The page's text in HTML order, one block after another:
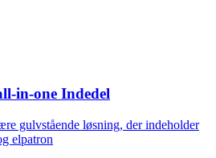
in-one Indedel
gulvstående løsning, der indeholder
elpatron